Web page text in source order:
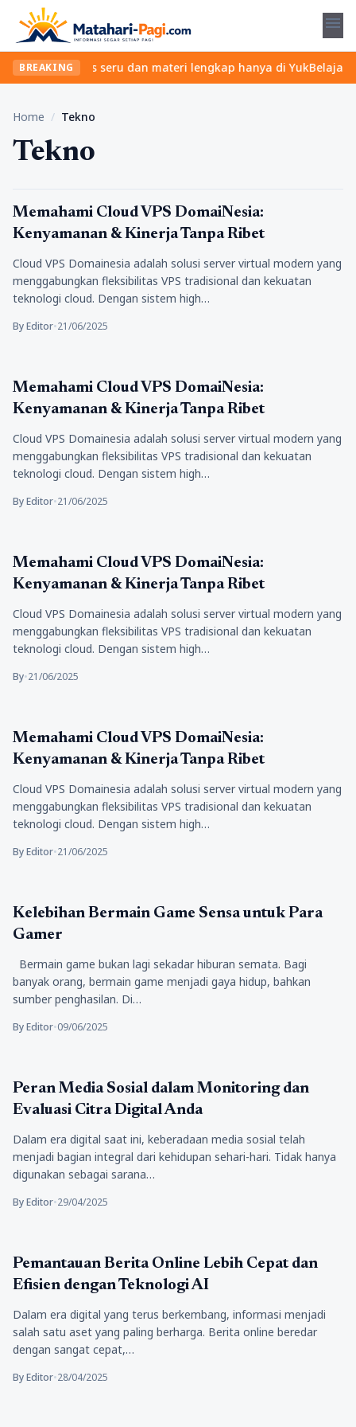
menu
BREAKING
kelas seru dan materi lengkap hanya di
Home / Tekno
Tekno
Tekno
Memahami Cloud VPS DomaiNesia:
Kenyamanan & Kinerja Tanpa Ribet
Cloud VPS Domainesia adalah solusi server virtual modern yang
menggabungkan fleksibilitas VPS tradisional dan kekuatan
teknologi cloud. Dengan sistem high…
By Editor•21/06/2025
Tekno
Memahami Cloud VPS DomaiNesia:
Kenyamanan & Kinerja Tanpa Ribet
Cloud VPS Domainesia adalah solusi server virtual modern yang
menggabungkan fleksibilitas VPS tradisional dan kekuatan
teknologi cloud. Dengan sistem high…
By Editor•21/06/2025
Tekno
Memahami Cloud VPS DomaiNesia:
Kenyamanan & Kinerja Tanpa Ribet
Cloud VPS Domainesia adalah solusi server virtual modern yang
menggabungkan fleksibilitas VPS tradisional dan kekuatan
teknologi cloud. Dengan sistem high…
By•21/06/2025
Tekno
Memahami Cloud VPS DomaiNesia:
Kenyamanan & Kinerja Tanpa Ribet
Cloud VPS Domainesia adalah solusi server virtual modern yang
menggabungkan fleksibilitas VPS tradisional dan kekuatan
teknologi cloud. Dengan sistem high…
By Editor•21/06/2025
Tekno
Kelebihan Bermain Game Sensa untuk Para
Gamer
Bermain game bukan lagi sekadar hiburan semata. Bagi
banyak orang, bermain game menjadi gaya hidup, bahkan
sumber penghasilan. Di…
By Editor•09/06/2025
Tekno
Peran Media Sosial dalam Monitoring dan
Evaluasi Citra Digital Anda
Dalam era digital saat ini, keberadaan media sosial telah
menjadi bagian integral dari kehidupan sehari-hari. Tidak hanya
digunakan sebagai sarana…
By Editor•29/04/2025
Tekno
Pemantauan Berita Online Lebih Cepat dan
Efisien dengan Teknologi AI
Dalam era digital yang terus berkembang, informasi menjadi
salah satu aset yang paling berharga. Berita online beredar
dengan sangat cepat,…
By Editor•28/04/2025